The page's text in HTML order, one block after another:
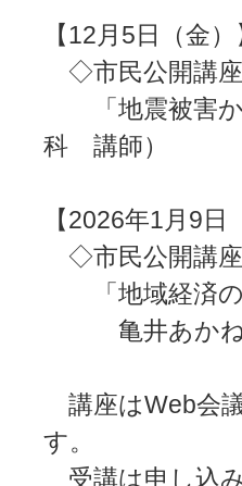
【12月5日（金
◇市民公開
「地震被害か
科 講師）
【2026年1月9日
◇市民公開講
「地域経済の
亀井あかね
講座はWeb会
す。
受講は申し込